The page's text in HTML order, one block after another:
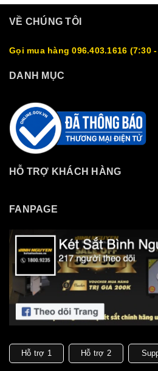
VỀ CHÚNG TÔI
Gọi mua hàng 096.403.1616 (7:30
DANH MỤC
HỖ TRỢ KHÁCH HÀNG
FANPAGE
Hỗ trợ 1 Hỗ trợ 2